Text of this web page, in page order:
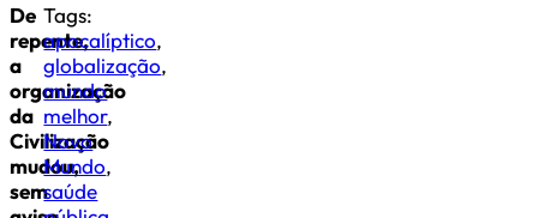
De
repente,
a
organização
da
Civilização
mudou,
sem
Tags:
apocalíptico,
globalização,
mundo
melhor,
Novo
Mundo,
saúde